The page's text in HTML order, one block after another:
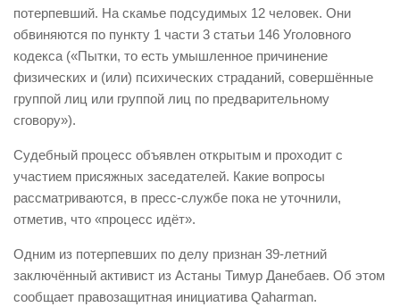
потерпевший. На скамье подсудимых 12 человек. Они
обвиняются по пункту 1 части 3 статьи 146 Уголовного
кодекса («Пытки, то есть умышленное причинение
физических и (или) психических страданий, совершённые
группой лиц или группой лиц по предварительному
сговору»).
Судебный процесс объявлен открытым и проходит с
участием присяжных заседателей. Какие вопросы
рассматриваются, в пресс-службе пока не уточнили,
отметив, что «процесс идёт».
Одним из потерпевших по делу признан 39-летний
заключённый активист из Астаны Тимур Данебаев. Об этом
сообщает правозащитная инициатива Qaharman.